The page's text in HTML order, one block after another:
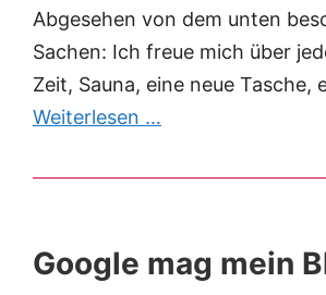
Abgesehen von dem unten
Sachen: Ich freue mich über
Zeit, Sauna, eine neue Tasche,
Weiterlesen …
Google mag mein